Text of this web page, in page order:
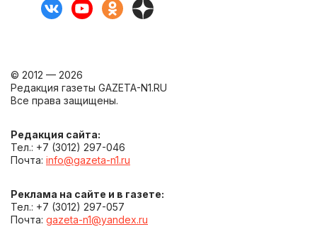
© 2012 — 2026
Редакция газеты GAZETA-N1.RU
Все права защищены.
Редакция сайта:
Тел.: +7 (3012) 297-046
Почта: info@gazeta-n1.ru
Реклама на сайте и в газете:
Тел.: +7 (3012) 297-057
Почта: gazeta-n1@yandex.ru